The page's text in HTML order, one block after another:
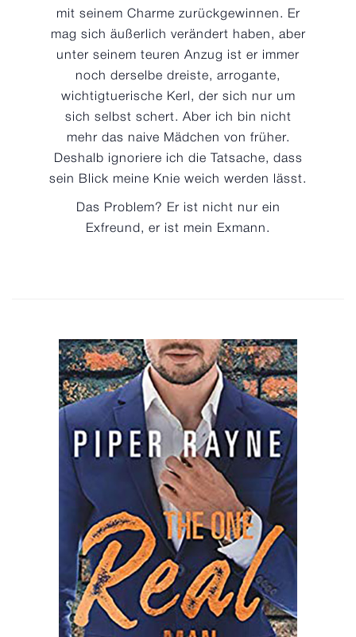
mit seinem Charme zurückgewinnen. Er
mag sich äußerlich verändert haben, aber
unter seinem teuren Anzug ist er immer
noch derselbe dreiste, arrogante,
wichtigtuerische Kerl, der sich nur um
sich selbst schert. Aber ich bin nicht
mehr das naive Mädchen von früher.
Deshalb ignoriere ich die Tatsache, dass
sein Blick meine Knie weich werden lässt.
Das Problem? Er ist nicht nur ein
Exfreund, er ist mein Exmann.